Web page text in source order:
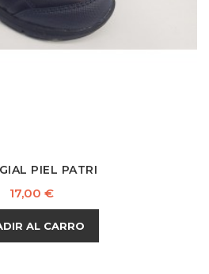
PIEL PATRI
Precio
17,00 €
AL CARRO